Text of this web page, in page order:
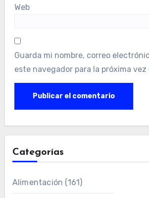
Web
Guarda mi nombre, correo
este navegador para la próxima
Categorías
Alimentación (161)